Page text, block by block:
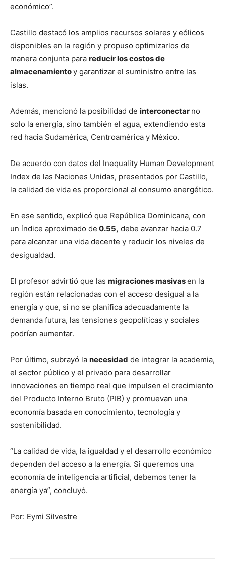
económico”.
Castillo destacó los amplios recursos solares y eólicos
disponibles en la región y propuso optimizarlos de
manera conjunta para reducir los costos de
almacenamientoy garantizar el suministro entre las
islas.
Además, mencionó la posibilidad de interconectar no
solo la energía, sino también el agua, extendiendo esta
red hacia Sudamérica, Centroamérica y México.
De acuerdo con datos del Inequality Human Development
Index de las Naciones Unidas, presentados por Castillo,
la calidad de vida es proporcional al consumo energético.
En ese sentido, explicó que República Dominicana, con
un índice aproximado de 0.55, debe avanzar hacia 0.7
para alcanzar una vida decente y reducir los niveles de
desigualdad.
El profesor advirtió que las migraciones masivasen la
región están relacionadas con el acceso desigual a la
energía y que, si no se planifica adecuadamente la
demanda futura, las tensiones geopolíticas y sociales
podrían aumentar.
Por último, subrayó la necesidad de integrar la academia,
el sector público y el privado para desarrollar
innovaciones en tiempo real que impulsen el crecimiento
del Producto Interno Bruto (PIB) y promuevan una
economía basada en conocimiento, tecnología y
sostenibilidad.
“La calidad de vida, la igualdad y el desarrollo económico
dependen del acceso a la energía. Si queremos una
economía de inteligencia artificial, debemos tener la
energía ya”, concluyó.
Por: Eymi Silvestre